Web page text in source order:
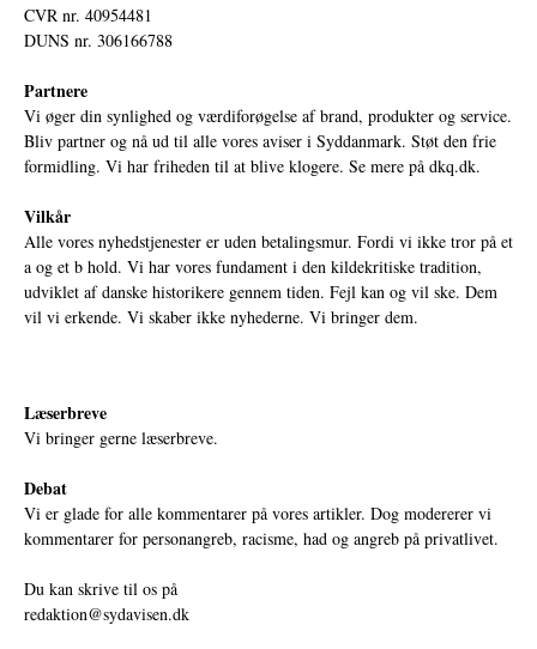
CVR nr. 40954481
DUNS nr. 306166788
Partnere
Vi øger din synlighed og værdiforøgelse af brand, produkter og service.
Bliv partner og nå ud til alle vores aviser i Syddanmark. Støt den frie
formidling. Vi har friheden til at blive klogere. Se mere på dkq.dk.
Vilkår
Alle vores nyhedstjenester er uden betalingsmur. Fordi vi ikke tror på et
a og et b hold. Vi har vores fundament i den kildekritiske tradition,
udviklet af danske historikere gennem tiden. Fejl kan og vil ske. Dem
vil vi erkende. Vi skaber ikke nyhederne. Vi bringer dem.
Læserbreve
Vi bringer gerne læserbreve.
Debat
Vi er glade for alle kommentarer på vores artikler. Dog modererer vi
kommentarer for personangreb, racisme, had og angreb på privatlivet.
Du kan skrive til os på
redaktion@sydavisen.dk